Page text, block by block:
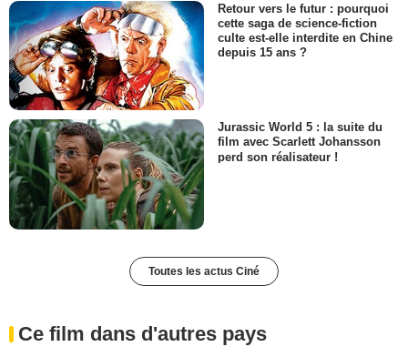
Retour vers le futur : pourquoi
cette saga de science-fiction
culte est-elle interdite en Chine
depuis 15 ans ?
Jurassic World 5 : la suite du
film avec Scarlett Johansson
perd son réalisateur !
Toutes les actus Ciné
Ce film dans d'autres pays